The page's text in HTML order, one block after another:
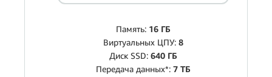
Память: 16 ГБ
Виртуальных ЦПУ: 8
Диск SSD: 640 ГБ
Передача данных*: 7 ТБ